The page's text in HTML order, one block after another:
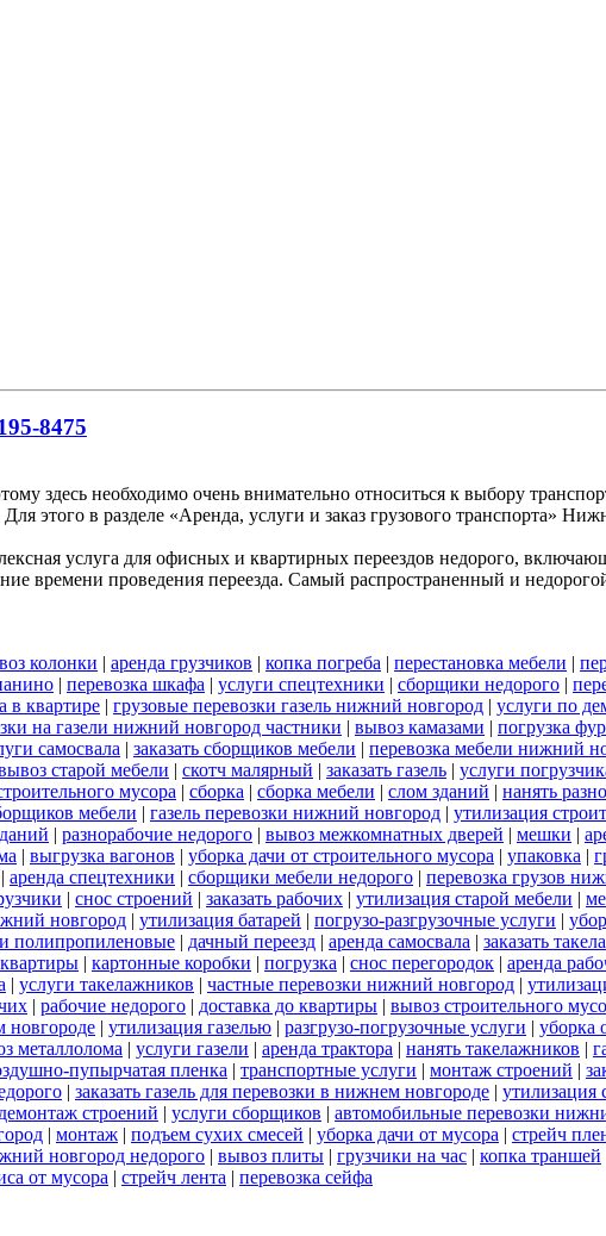
8475
здесь необходимо очень внимательно относиться к выбору
этого в разделе «Аренда, услуги и заказ грузового транспорта»
услуга для офисных и квартирных переездов недорого,
времени проведения переезда. Самый распространенный и недорогой
колонки | аренда грузчиков | копка погреба | перестановка мебели |
| перевозка шкафа | услуги спецтехники | сборщики недорого |
в квартире | грузовые перевозки газель нижний новгород | услуги по
на газели нижний новгород частники | вывоз камазами | погрузка
самосвала | заказать сборщиков мебели | перевозка мебели нижний
старой мебели | скотч малярный | заказать газель | услуги
мусора | сборка | сборка мебели | слом зданий | нанять
мебели | газель перевозки нижний новгород | утилизация
| разнорабочие недорого | вывоз межкомнатных дверей | мешки |
| выгрузка вагонов | уборка дачи от строительного мусора | упаковка |
| аренда спецтехники | сборщики мебели недорого | перевозка грузов
| снос строений | заказать рабочих | утилизация старой мебели |
новгород | утилизация батарей | погрузо-разгрузочные услуги |
полипропиленовые | дачный переезд | аренда самосвала | заказать
| картонные коробки | погрузка | снос перегородок | аренда
| услуги такелажников | частные перевозки нижний новгород |
| рабочие недорого | доставка до квартиры | вывоз строительного
новгороде | утилизация газелью | разгрузо-погрузочные услуги | уборка
металлолома | услуги газели | аренда трактора | нанять такелажников |
пупырчатая пленка | транспортные услуги | монтаж строений |
| заказать газель для перевозки в нижнем новгороде | утилизация
демонтаж строений | услуги сборщиков | автомобильные перевозки
| монтаж | подъем сухих смесей | уборка дачи от мусора | стрейч
новгород недорого | вывоз плиты | грузчики на час | копка траншей
от мусора | стрейч лента | перевозка сейфа